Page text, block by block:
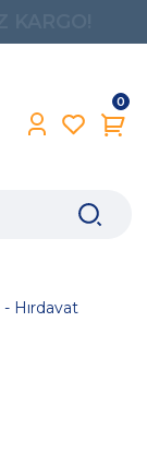
0
Hırdavat